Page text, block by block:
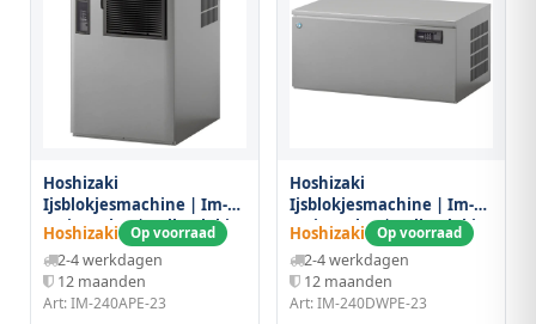
Hoshizaki
Ijsblokjesmachine | Im-
serie (cube) | Volle Blokjes
(17g) | 190kg/24u | Zonder
Bunker | Luchtgekoeld |
560x700x880(h)mm
Hoshizaki Op voorraad
2-4 werkdagen
12 maanden
Art: IM-240APE-23
Hoshizaki
Ijsblokjesmachine | Im-
serie (cube) | Volle Blokjes
(17g) | 190kg/24u | Zonder
Bunker | Watergekoeld |
Stapelbaar |
1084x700x500(h)mm
Hoshizaki Op voorraad
2-4 werkdagen
12 maanden
Art: IM-240DWPE-23